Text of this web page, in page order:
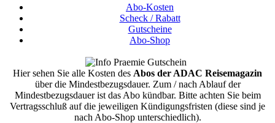
Abo-Kosten
Scheck / Rabatt
Gutscheine
Abo-Shop
Hier sehen Sie alle Kosten des Abos der ADAC Reisemagazin
über die Mindestbezugsdauer. Zum / nach Ablauf der
Mindestbezugsdauer ist das Abo kündbar. Bitte achten Sie beim
Vertragsschluß auf die jeweiligen Kündigungsfristen (diese sind je
nach Abo-Shop unterschiedlich).